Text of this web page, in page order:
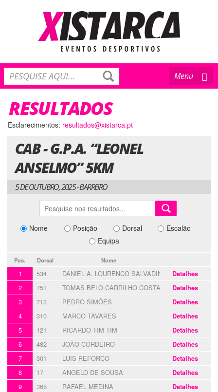
Toggle
navigation
Menu
RESULTADOS
Esclarecimentos: resultados@xistarca.pt
CAB - G.P.A. “LEONEL
ANSELMO” 5KM
5 DE OUTUBRO, 2025 - BARREIRO
Nome Posição Dorsal
Escalão
Equipa
Pos. Dorsal Nome
1 534 DANIEL A. LOURENCO SALVADINHO Detalhes
2 751 TOMAS BELO CARRILHO COSTA Detalhes
3 713 PEDRO SIMÕES Detalhes
4 310 MARCO TAVARES Detalhes
5 121 RICARDO TIM TIM Detalhes
6 482 JOÃO CORDEIRO Detalhes
7 301 LUIS REFORÇO Detalhes
8 17 ANGELO DE SOUSA Detalhes
9 365 RAFAEL MEDINA Detalhes